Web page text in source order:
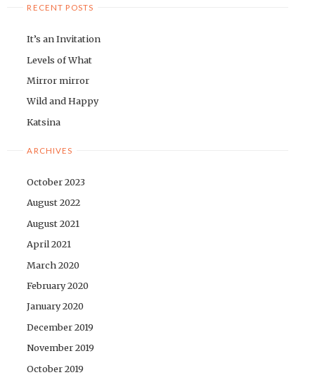
RECENT POSTS
It’s an Invitation
Levels of What
Mirror mirror
Wild and Happy
Katsina
ARCHIVES
October 2023
August 2022
August 2021
April 2021
March 2020
February 2020
January 2020
December 2019
November 2019
October 2019